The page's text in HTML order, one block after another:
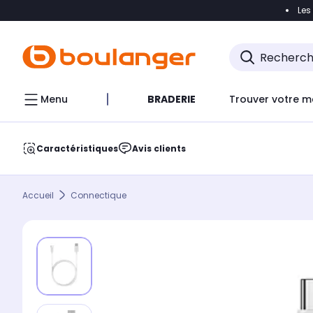
Accéder
Menu BRADERIE Trouver votre
Caractéristiques Avis clients
Accueil Connectique